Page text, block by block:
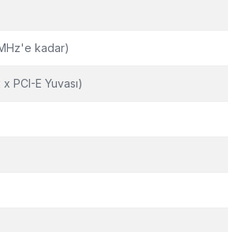
kadar)
PCI-E Yuvası)